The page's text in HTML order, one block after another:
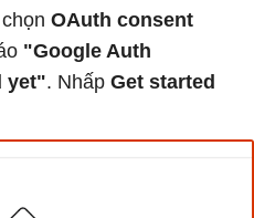
OAuth consent
"Google Auth
yet". Nhấp Get started